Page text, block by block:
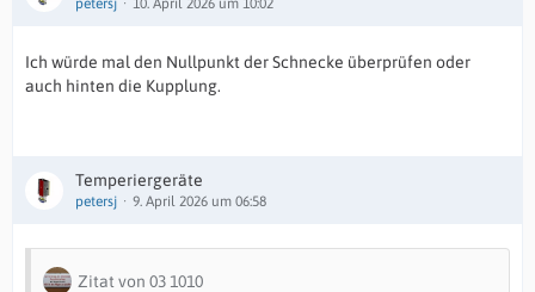
petersj 10. April 2026 um 10:02
Ich würde mal den Nullpunkt der Schnecke überprüfen oder
auch hinten die Kupplung.
Temperiergeräte
petersj 9. April 2026 um 06:58
Zitat von 03 1010